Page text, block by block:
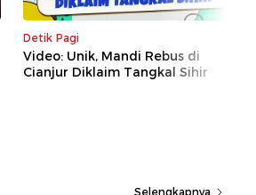
Detik Pagi
Video: Unik, Mandi Rebus di
Cianjur Diklaim Tangkal Sihir
Selengkapnya